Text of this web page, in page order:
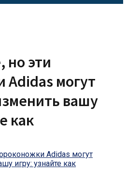
но эти
Adidas могут
вашу
как